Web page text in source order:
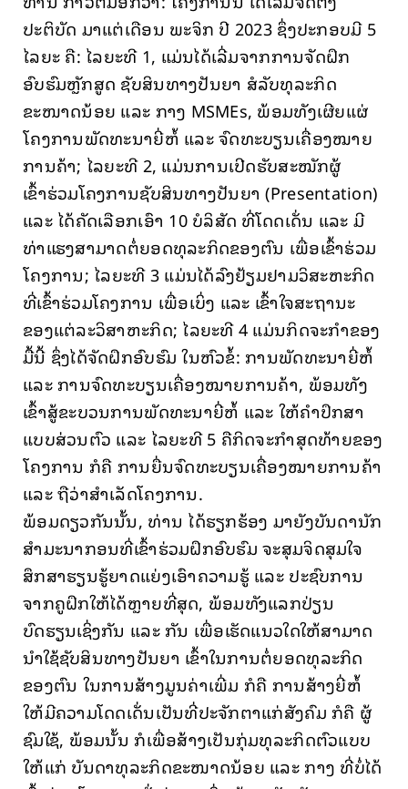
ປະຕິບັດ ມາແຕ່ເດືອນ ພະຈິກ ປີ 2023 ຊຶ່ງປະກອບມີ 5
ໄລຍະ ຄື: ໄລຍະທີ 1, ແມ່ນໄດ້ເລີ່ມຈາກການຈັດຝຶກ
ອົບຮົມຫຼັກສູດ ຊັບສິນທາງປັນຍາ ສໍລັບທຸລະກິດ
ຂະໜາດນ້ອຍ ແລະ ກາງ MSMEs, ພ້ອມທັງເຜີຍແຜ່
ໂຄງການພັດທະນາຍີ່ຫໍ້ ແລະ ຈົດທະບຽນເຄື່ອງໝາຍ
ການຄ້າ; ໄລຍະທີ 2, ແມ່ນການເປີດຮັບສະໝັກຜູ້
ເຂົ້າຮ່ວມໂຄງການຊັບສິນທາງປັນຍາ (Presentation)
ແລະ ໄດ້ຄັດເລືອກເອົາ 10 ບໍລິສັດ ທີ່ໂດດເດັ່ນ ແລະ ມີ
ທ່າແຮງສາມາດຕໍ່ຍອດທຸລະກິດຂອງຕົນ ເພື່ອເຂົ້າຮ່ວມ
ໂຄງການ; ໄລຍະທີ 3 ແມ່ນໄດ້ລົງຢ້ຽມຢາມວິສະຫະກິດ
ທີ່ເຂົ້າຮ່ວມໂຄງການ ເພື່ອເບິ່ງ ແລະ ເຂົ້າໃຈສະຖານະ
ຂອງແຕ່ລະວິສາຫະກິດ; ໄລຍະທີ 4 ແມ່ນກິດຈະກໍາຂອງ
ມື້ນີ້ ຊຶ່ງໄດ້ຈັດຝຶກອົບຮົມ ໃນຫົວຂໍ້: ການພັດທະນາຍີ່ຫໍ້
ແລະ ການຈົດທະບຽນເຄື່ອງໝາຍການຄ້າ, ພ້ອມທັງ
ເຂົ້າສູ້ຂະບວນການພັດທະນາຍີ່ຫໍ້ ແລະ ໃຫ້ຄໍາປຶກສາ
ແບບສ່ວນຕົວ ແລະ ໄລຍະທີ 5 ຄືກິດຈະກໍາສຸດທ້າຍຂອງ
ໂຄງການ ກໍຄື ການຍື່ນຈົດທະບຽນເຄື່ອງໝາຍການຄ້າ
ແລະ ຖືວ່າສຳເລັດໂຄງການ.
ພ້ອມດຽວກັນນັ້ນ, ທ່ານ ໄດ້ຮຽກຮ້ອງ ມາຍັງບັນດານັກ
ສໍາມະນາກອນທີ່ເຂົ້າຮ່ວມຝຶກອົບຮົມ ຈະສຸມຈິດສຸມໃຈ
ສຶກສາຮຽນຮູ້ຍາດແຍ່ງເອົາຄວາມຮູ້ ແລະ ປະຊົບການ
ຈາກຄູຝຶກໃຫ້ໄດ້ຫຼາຍທີ່ສຸດ, ພ້ອມທັງແລກປ່ຽນ
ບົດຮຽນເຊິ່ງກັນ ແລະ ກັນ ເພື່ອເຮັດແນວໃດໃຫ້ສາມາດ
ນຳໃຊ້ຊັບສິນທາງປັນຍາ ເຂົ້າໃນການຕໍ່ຍອດທຸລະກິດ
ຂອງຕົນ ໃນການສ້າງມູນຄ່າເພີ່ມ ກໍຄື ການສ້າງຍີ່ຫໍ້
ໃຫ້ມີຄວາມໂດດເດັ່ນເປັນທີ່ປະຈັກຕາແກ່ສັງຄົມ ກໍຄື ຜູ້
ຊົມໃຊ້, ພ້ອມນັ້ນ ກໍເພື່ອສ້າງເປັນກຸ່ມທຸລະກິດຕົວແບບ
ໃຫ້ແກ່ ບັນດາທຸລະກິດຂະໜາດນ້ອຍ ແລະ ກາງ ທີ່ບໍ່ໄດ້